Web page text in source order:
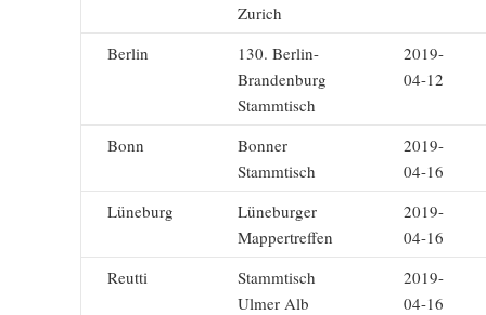
Zurich
Berlin
130. Berlin-
Brandenburg
Stammtisch
2019-
04-12
Bonn
Bonner
Stammtisch
2019-
04-16
Lüneburg
Lüneburger
Mappertreffen
2019-
04-16
Reutti
Stammtisch
Ulmer Alb
2019-
04-16